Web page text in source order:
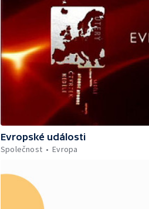
Evropské události
Společnost
Evropa